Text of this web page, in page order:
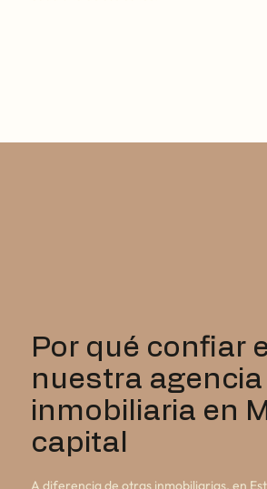
Por qué confiar
nuestra agencia
inmobiliaria en
capital
A diferencia de otras inmobiliarias, en